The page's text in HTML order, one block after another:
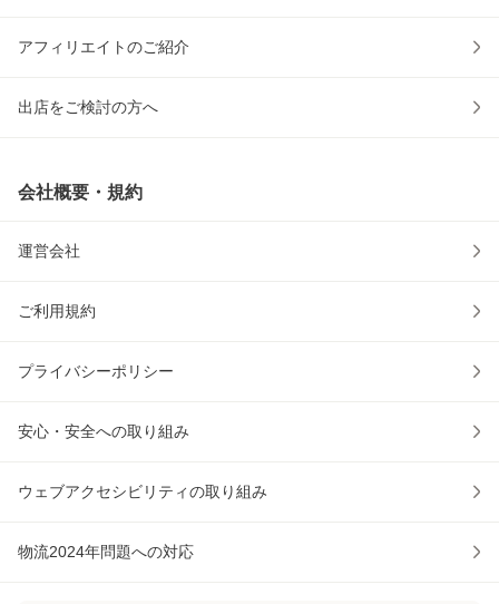
アフィリエイトのご紹介
出店をご検討の方へ
会社概要・規約
運営会社
ご利用規約
プライバシーポリシー
安心・安全への取り組み
ウェブアクセシビリティの取り組み
物流2024年問題への対応